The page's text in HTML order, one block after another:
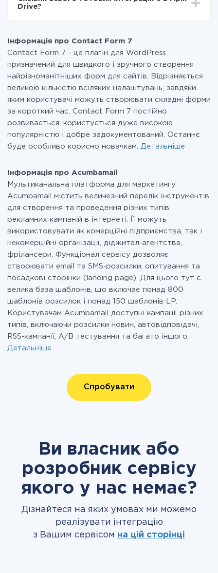
Ви оплачуєте лише кількість даних, які за фактом
передаються з однієї вашої системи в іншу через
при необхідності. Детальніше про
Drive?
Інформація про Contact Form 7
Contact Form 7 - це плагін для WordPress
призначений для швидкого і зручного створення
найрізноманітніших форм для сайтів. Відрізняється
великою кількістю всіляких налаштувань, завдяки
яким користувачі можуть створювати складні форми
за короткий час. Contact Form 7 постійно
розвивається, користується дуже високою
популярністю і добре задокументований. Останнє
буде особливо корисно новачкам. Детальніше
Інформація про Acumbamail
Мультиканальна платформа для маркетингу
Acumbamail містить величезний перелік інструментів
для створення та проведення різних типів
рекламних кампаній в інтернеті. Її можуть
використовувати як комерційні підприємства, так і
некомерційні організації, діджитал-агентства,
фрілансери. Функціонал сервісу дозволяє
створювати email та SMS-розсилки, опитування та
посадкові сторінки (landing page). Для цього тут є
велика база шаблонів, що включає понад 800
шаблонів розсилок і понад 150 шаблонів LP.
Користувачам Acumbamail доступні кампанії різних
типів, включаючи розсилки новин, автовідповідачі,
RSS-кампанії, A/B тестування та багато іншого.
Детальніше
Спробувати
Ви власник або
розробник сервісу
якого у нас немає?
Дізнайтеся на яких умовах ми можемо
реалізувати інтеграцію
з Вашим сервісом на цій сторінці